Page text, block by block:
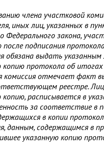
члена участковой
иных лиц, указанных в
Федерального закона,
после подписания
обязана выдать
копию протокола об итогах
комиссия отмечает факт
реестре.
копию, расписывается в
за соответствие в
в копии
данным, содержащимся в
указанную копию